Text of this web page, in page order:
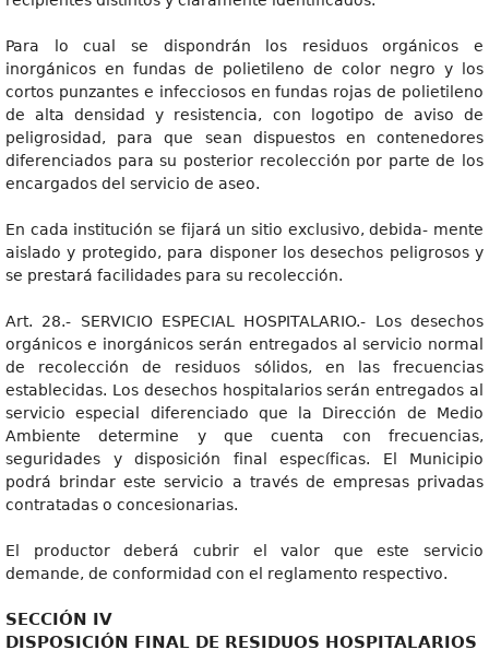
Para lo cual se dispondrán los residuos orgánicos e
inorgánicos en fundas de polietileno de color negro y los
cortos punzantes e infecciosos en fundas rojas de polietileno
de alta densidad y resistencia, con logotipo de aviso de
peligrosidad, para que sean dispuestos en contenedores
diferenciados para su posterior recolección por parte de los
encargados del servicio de aseo.
En cada institución se fijará un sitio exclusivo, debida- mente
aislado y protegido, para disponer los desechos peligrosos y
se prestará facilidades para su recolección.
Art. 28.- SERVICIO ESPECIAL HOSPITALARIO.- Los desechos
orgánicos e inorgánicos serán entregados al servicio normal
de recolección de residuos sólidos, en las frecuencias
establecidas. Los desechos hospitalarios serán entregados al
servicio especial diferenciado que la Dirección de Medio
Ambiente determine y que cuenta con frecuencias,
seguridades y disposición final específicas. El Municipio
podrá brindar este servicio a través de empresas privadas
contratadas o concesionarias.
El productor deberá cubrir el valor que este servicio
demande, de conformidad con el reglamento respectivo.
SECCIÓN IV
DISPOSICIÓN FINAL DE RESIDUOS HOSPITALARIOS